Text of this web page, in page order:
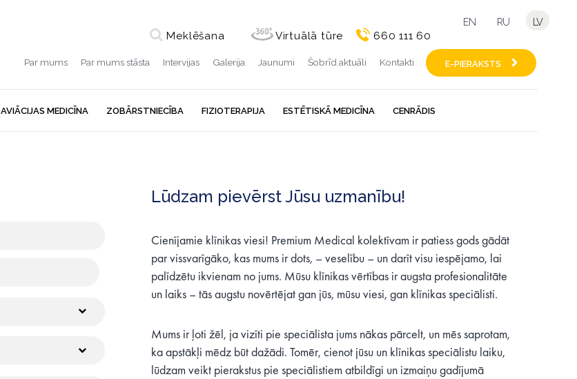
Meklēšana Virtuālā tūre 660 111 60
EN RU LV
Par mums Par mums stāsta Intervijas Galerija Jaunumi Šobrīd aktuāli Kontakti E-PIERAKSTS
AVIĀCIJAS MEDICĪNA ZOBĀRSTNIECĪBA FIZIOTERAPIJA ESTĒTISKĀ MEDICĪNA CENRĀDIS
Lūdzam pievērst Jūsu uzmanību!
Cienījamie klīnikas viesi! Premium Medical kolektīvam ir patiess gods gādāt
par vissvarīgāko, kas mums ir dots, – veselību – un darīt visu iespējamo, lai
palīdzētu ikvienam no jums. Mūsu klīnikas vērtības ir augsta profesionalitāte
un laiks – tās augstu novērtējat gan jūs, mūsu viesi, gan klīnikas speciālisti.
Mums ir ļoti žēl, ja vizīti pie speciālista jums nākas pārcelt, un mēs saprotam,
ka apstākļi mēdz būt dažādi. Tomēr, cienot jūsu un klīnikas speciālistu laiku,
lūdzam veikt pierakstus pie speciālistiem atbildīgi un izmaiņu gadījumā